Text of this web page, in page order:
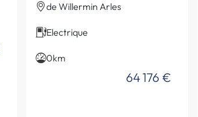
de Willermin Arles
Electrique
0km
64 176 €